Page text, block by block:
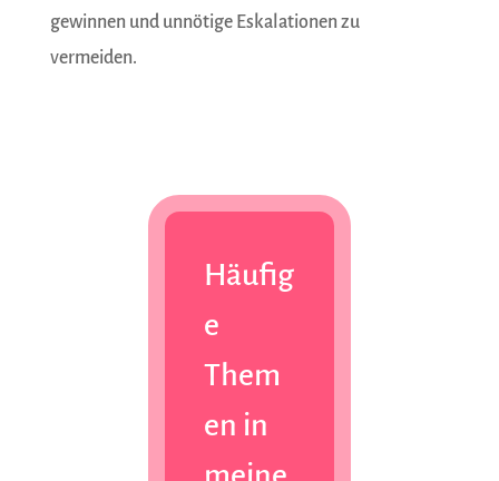
gewinnen und unnötige Eskalationen zu
vermeiden.
Häufig
e
Them
en in